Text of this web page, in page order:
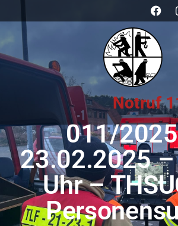
Notruf
011/
23.02.2025
Uhr –